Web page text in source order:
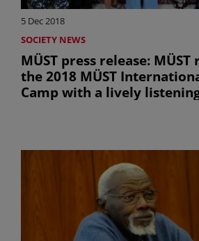
5 Dec 2018
SOCIETY NEWS
MÜST press release:
the 2018 MÜST
Camp with a lively